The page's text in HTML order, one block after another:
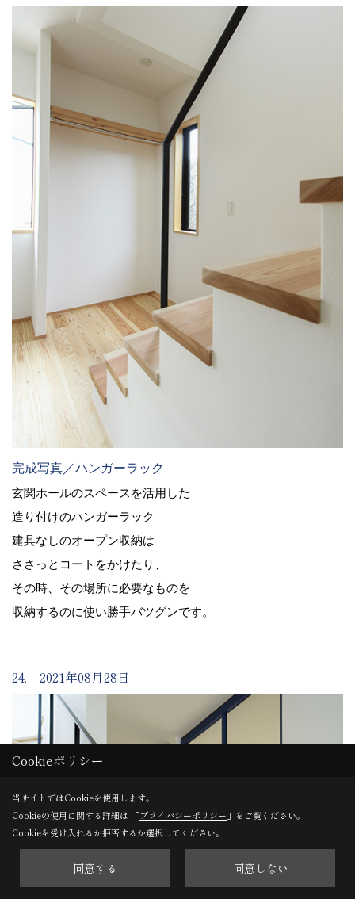
完成写真／ハンガーラック
玄関ホールのスペースを活用した
造り付けのハンガーラック
建具なしのオープン収納は
ささっとコートをかけたり、
その時、その場所に必要なものを
収納するのに使い勝手バツグンです。
24. 2021年08月28日
Cookieポリシー
当サイトではCookieを使用します。
Cookieの使用に関する詳細は 「プライバシーポリシー 」をご覧ください。
Cookieを受け入れるか拒否するか選択してください。
同意する 同意しない